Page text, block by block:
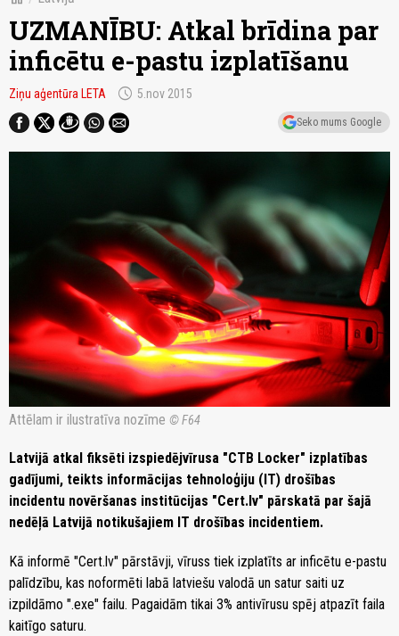
UZMANĪBU: Atkal brīdina par
inficētu e-pastu izplatīšanu
Ziņu aģentūra LETA schedule 5.nov 2015
Seko mums Google
Attēlam ir ilustratīva nozīme © F64
Latvijā atkal fiksēti izspiedējvīrusa "CTB Locker" izplatības
gadījumi, teikts informācijas tehnoloģiju (IT) drošības
incidentu novēršanas institūcijas "Cert.lv" pārskatā par šajā
nedēļā Latvijā notikušajiem IT drošības incidentiem.
Kā informē "Cert.lv" pārstāvji, vīruss tiek izplatīts ar inficētu e-pastu
palīdzību, kas noformēti labā latviešu valodā un satur saiti uz
izpildāmo ".exe" failu. Pagaidām tikai 3% antivīrusu spēj atpazīt faila
kaitīgo saturu.